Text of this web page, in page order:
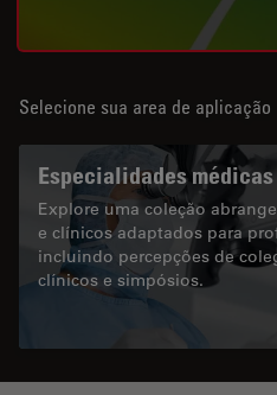
Selecione sua area de aplicação
Especialidades médicas
Explore uma coleção
e clínicos adaptados para
incluindo percepções de
clínicos e simpósios.